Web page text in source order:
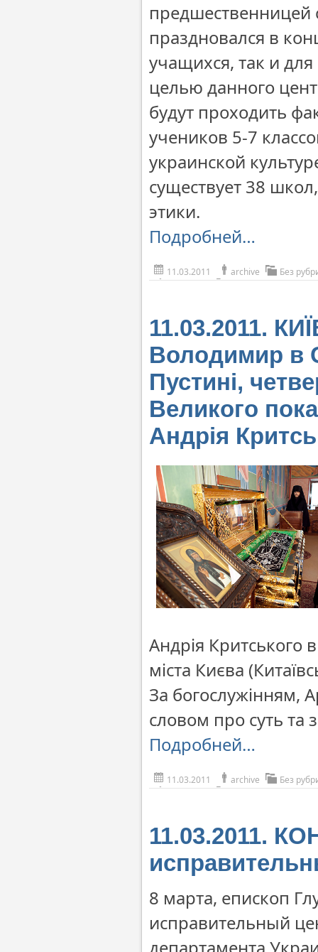
праздновался в
учащихся, так и
целью данного
будут проходить
учеников 5-7
украинской
существует 38
этики.
Подробней…
11.03.2011 archive Без
11.03.2011.
Володимир в
Пустині,
Великого
Андрія
Андрія Критського
міста Києва
За богослужінням,
словом про суть та
Подробней…
11.03.2011 archive Без
11.03.2011.
8 марта, епископ
исправительный